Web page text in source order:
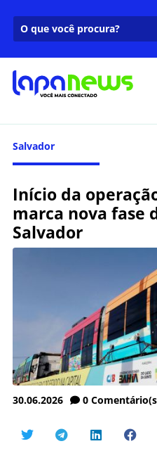
Salvador
Início da
marca nova fase
Salvador
30.06.2026 0